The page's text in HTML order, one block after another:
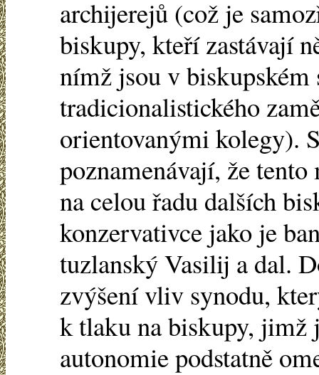
archijerejů (což je
biskupy, kteří zastávají
nímž jsou v biskupském
tradicionalistického
orientovanými kolegy).
poznamenávají, že
na celou řadu dalších
konzervativce jako je
tuzlanský Vasilij a dal.
zvýšení vliv synodu,
k tlaku na biskupy, jimž
autonomie podstatně